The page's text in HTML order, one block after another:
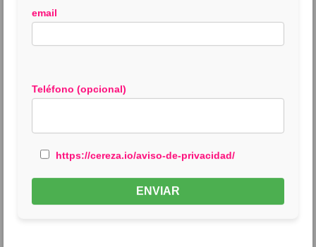
email
Teléfono (opcional)
https://cereza.io/aviso-de-privacidad/